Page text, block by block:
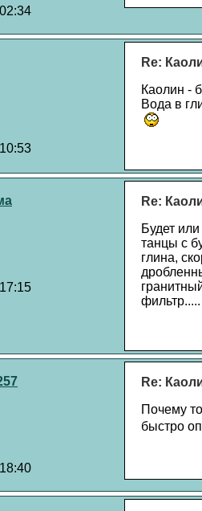
Re:
Каолин -
Вода в
Re:
Будет
танцы с
глина,
фильтр.....
Re:
Почему
быстро